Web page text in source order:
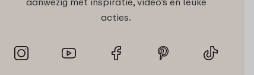
acties.